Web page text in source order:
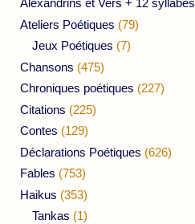
Alexandrins et Vers + 12 syllabes
Ateliers Poétiques (79)
Jeux Poétiques (7)
Chansons (475)
Chroniques poétiques (227)
Citations (225)
Contes (129)
Déclarations Poétiques (626)
Fables (753)
Haikus (353)
Tankas (1)